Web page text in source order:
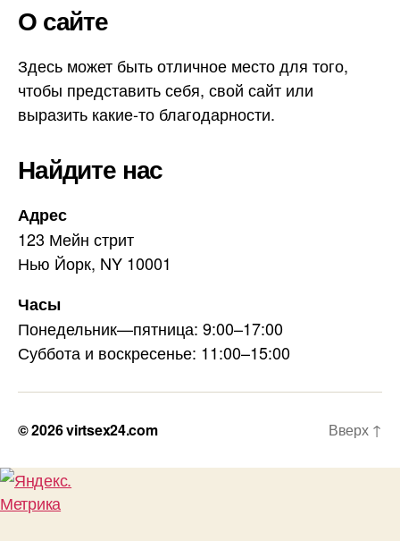
О сайте
Здесь может быть отличное место для того,
чтобы представить себя, свой сайт или
выразить какие-то благодарности.
Найдите нас
Адрес
123 Мейн стрит
Нью Йорк, NY 10001
Часы
Понедельник—пятница: 9:00–17:00
Суббота и воскресенье: 11:00–15:00
© 2026virtsex24.com Вверх ↑